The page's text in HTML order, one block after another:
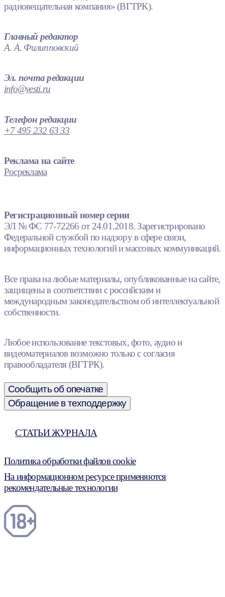
радиовещательная компания» (ВГТРК).
Главный редактор
А. А. Филипповский
Эл. почта редакции
info@vesti.ru
Телефон редакции
+7 495 232 63 33
Реклама на сайте
Росреклама
Регистрационный номер серии
ЭЛ № ФС 77-72266 от 24.01.2018. Зарегистрировано
Федеральной службой по надзору в сфере связи,
информационных технологий и массовых коммуникаций.
Все права на любые материалы, опубликованные на сайте,
защищены в соответствии с российским и
международным законодательством об интеллектуальной
собственности.
Любое использование текстовых, фото, аудио и
видеоматериалов возможно только с согласия
правообладателя (ВГТРК).
Сообщить об опечатке
Обращение в техподдержку
СТАТЬИ ЖУРНАЛА
Политика обработки файлов cookie
На информационном ресурсе применяются
рекомендательные технологии